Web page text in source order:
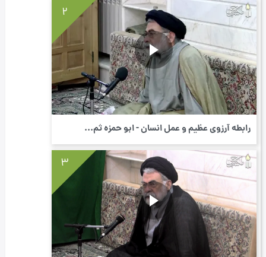
2
رابطه آرزوی عظیم و عمل انسان - ابو حمزه ثم...
3